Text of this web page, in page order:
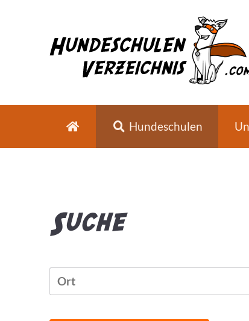
Hundeschulen
Suche